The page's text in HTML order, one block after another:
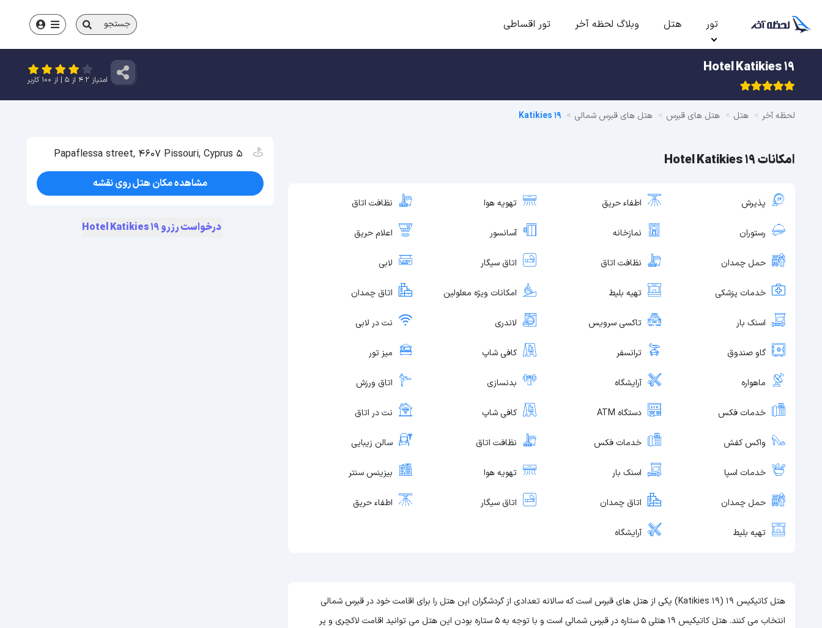
تور هتل وبلاگ لحظه آخر تور اقساطی جستجو
Hotel Katikies 19
امتیاز 4.2 از 5 | از 100 کاربر
لحظه آخر هتل هتل های قبرس هتل های قبرس شمالی Katikies 19
امکانات Hotel Katikies 19
پذیرش اطفاء حریق تهویه هوا نظافت اتاق
رستوران نمازخانه آسانسور اعلام حریق
حمل چمدان نظافت اتاق اتاق سیگار لابی
خدمات پزشکی تهیه بلیط امکانات ویژه معلولین اتاق چمدان
اسنک بار تاکسی سرویس لاندری نت در لابی
گاو صندوق ترانسفر کافی شاپ میز تور
ماهواره آرایشگاه بدنسازی اتاق ورزش
خدمات فکس دستگاه ATM کافی شاپ نت در اتاق
واکس کفش خدمات فکس نظافت اتاق سالن زیبایی
خدمات اسپا اسنک بار تهویه هوا بیزینس سنتر
حمل چمدان اتاق چمدان اتاق سیگار اطفاء حریق
تهیه بلیط آرایشگاه
هتل کاتیکیس 19 (Katikies 19) یکی از هتل های قبرس است که سالانه تعدادی از گردشگران این هتل را برای اقامت خود در قبرس شمالی
انتخاب می کنند. هتل کاتیکیس 19 هتلی 5 ستاره در قبرس شمالی است و با توجه به 5 ستاره بودن این هتل
می توانید اقامت لاکچری و پر
5 Papaflessa street, 4607 Pissouri, Cyprus
مشاهده مکان هتل روی نقشه
درخواست رزرو Hotel Katikies 19